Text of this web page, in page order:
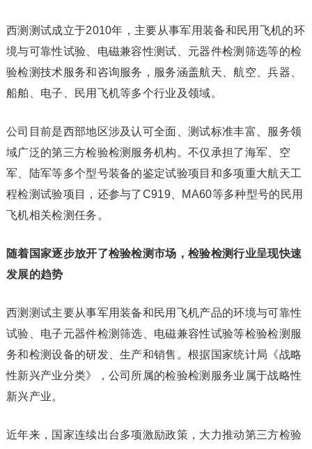
西测测试成立于2010年，主要从事军用装备和民用飞机的环
境与可靠性试验、电磁兼容性测试、元器件检测筛选等的检
验检测技术服务和咨询服务，服务涵盖航天、航空、兵器、
船舶、电子、民用飞机等多个行业及领域。
公司目前是西部地区涉及认可全面、测试标准丰富、服务领
域广泛的第三方检验检测服务机构。不仅承担了海军、空
军、陆军等多个型号装备的鉴定试验项目和多项重大航天工
程检测试验项目，还参与了C919、MA60等多种型号的民用
飞机相关检测任务。
随着国家逐步放开了检验检测市场，检验检测行业呈现快速
发展的趋势
西测测试主要从事军用装备和民用飞机产品的环境与可靠性
试验、电子元器件检测筛选、电磁兼容性试验等检验检测服
务和检测设备的研发、生产和销售。根据国家统计局《战略
性新兴产业分类》，公司所属的检验检测服务业属于战略性
新兴产业。
近年来，国家连续出台多项激励政策，大力推动第三方检验